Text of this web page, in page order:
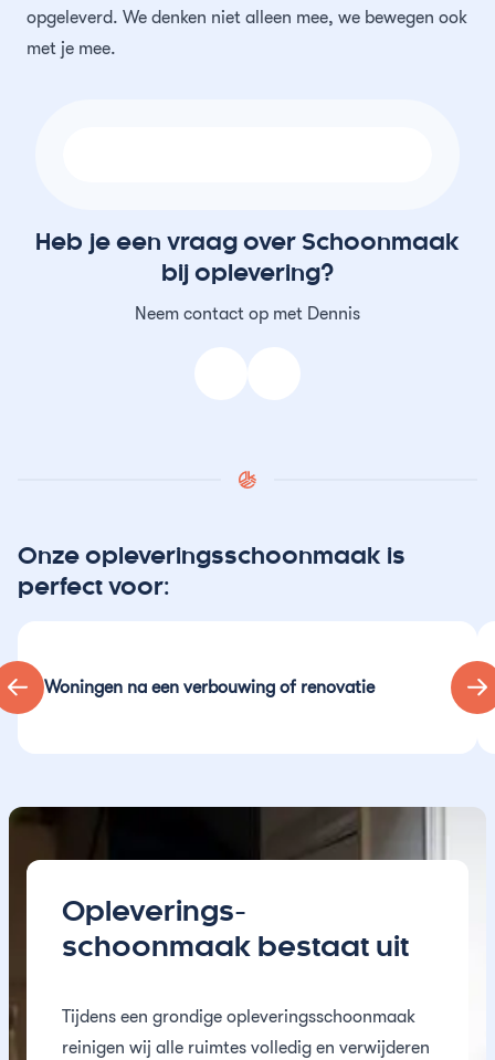
opgeleverd. We denken niet alleen mee, we bewegen ook
met je mee.
Heb je een vraag over Schoonmaak
bij oplevering?
Neem contact op met Dennis
Onze opleveringsschoonmaak is
perfect voor:
Woningen na een verbouwing of renovatie
Opleverings-
schoonmaak bestaat uit
Tijdens een grondige opleveringsschoonmaak
reinigen wij alle ruimtes volledig en verwijderen